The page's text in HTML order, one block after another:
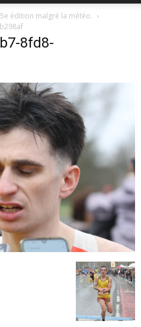
édition malgré la météo.
8fd8-